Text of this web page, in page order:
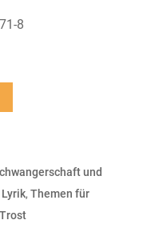
8
und
Lyrik, Themen für